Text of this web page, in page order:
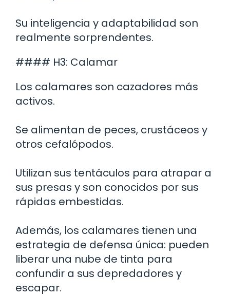
Su inteligencia y adaptabilidad son
realmente sorprendentes.
#### H3: Calamar
Los calamares son cazadores más
activos.
Se alimentan de peces, crustáceos y
otros cefalópodos.
Utilizan sus tentáculos para atrapar a
sus presas y son conocidos por sus
rápidas embestidas.
Además, los calamares tienen una
estrategia de defensa única: pueden
liberar una nube de tinta para
confundir a sus depredadores y
escapar.